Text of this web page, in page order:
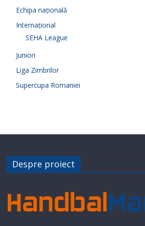
Echipa națională
Internațional
SEHA League
Juniori
Liga Zimbrilor
Supercupa Romaniei
Despre proiect